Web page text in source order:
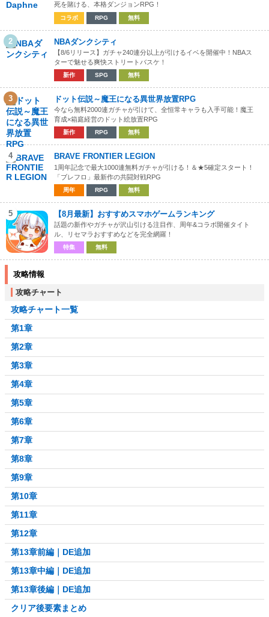
死を賭ける、本格ダンジョンRPG！
コラボ RPG 無料
2 NBAダンクシティ
【8/6リリース】ガチャ240連分以上が引けるイベを開催中！NBAス
ターで魅せる爽快ストリートバスケ！
新作 SPG 無料
3 ドット伝説～魔王になる異世界放置RPG
今なら無料2000連ガチャが引けて、全恒常キャラも入手可能！魔王
育成×箱庭経営のドット絵放置RPG
新作 RPG 無料
4 BRAVE FRONTIER LEGION
1周年記念で最大1000連無料ガチャが引ける！＆★5確定スタート！
「ブレフロ」最新作の共闘対戦RPG
周年 RPG 無料
5 【8月最新】おすすめスマホゲームランキング
話題の新作やガチャが沢山引ける注目作、周年&コラボ開催タイト
ル、リセマラおすすめなどを完全網羅！
特集 無料
攻略情報
攻略チャート
攻略チャート一覧
第1章
第2章
第3章
第4章
第5章
第6章
第7章
第8章
第9章
第10章
第11章
第12章
第13章前編｜DE追加
第13章中編｜DE追加
第13章後編｜DE追加
クリア後要素まとめ